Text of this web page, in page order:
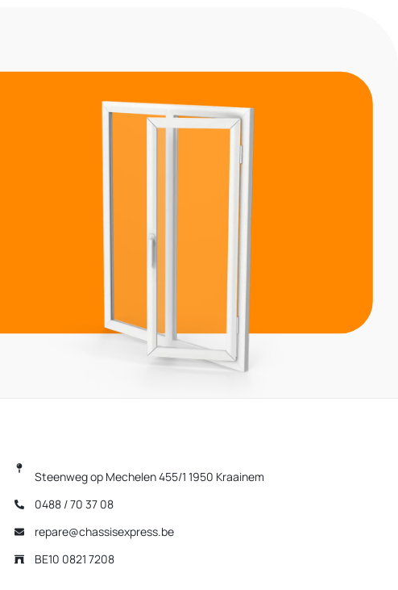
Steenweg op Mechelen 455/1 1950 Kraainem
0488 / 70 37 08
repare@chassisexpress.be
BE10 0821 7208